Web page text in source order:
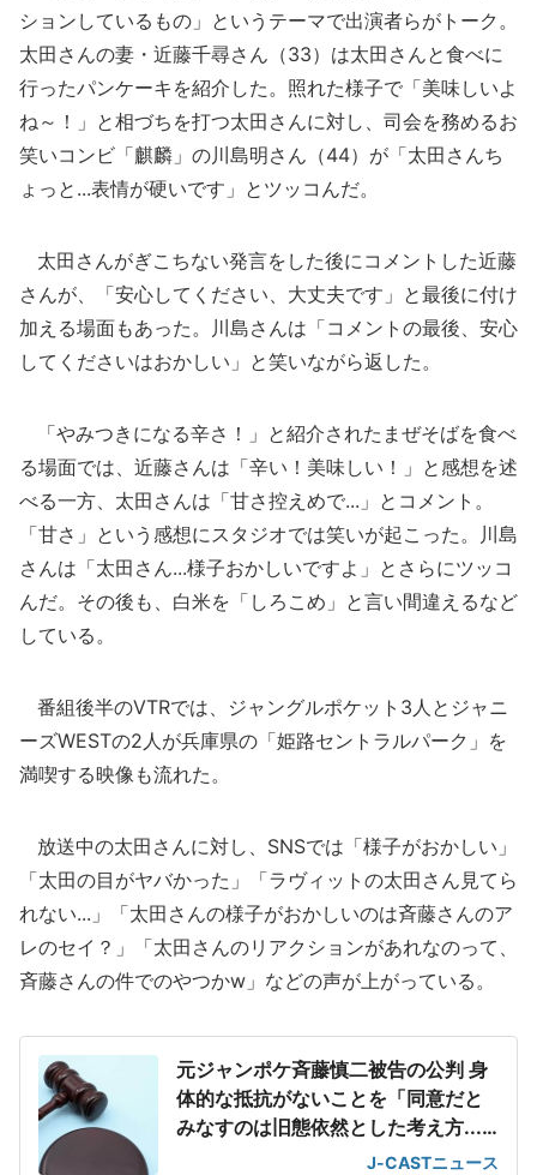
ションしているもの」というテーマで出演者らがトーク。
太田さんの妻・近藤千尋さん（33）は太田さんと食べに
行ったパンケーキを紹介した。照れた様子で「美味しいよ
ね～！」と相づちを打つ太田さんに対し、司会を務めるお
笑いコンビ「麒麟」の川島明さん（44）が「太田さんち
ょっと...表情が硬いです」とツッコんだ。
太田さんがぎこちない発言をした後にコメントした近藤
さんが、「安心してください、大丈夫です」と最後に付け
加える場面もあった。川島さんは「コメントの最後、安心
してくださいはおかしい」と笑いながら返した。
「やみつきになる辛さ！」と紹介されたまぜそばを食べ
る場面では、近藤さんは「辛い！美味しい！」と感想を述
べる一方、太田さんは「甘さ控えめで...」とコメント。
「甘さ」という感想にスタジオでは笑いが起こった。川島
さんは「太田さん...様子おかしいですよ」とさらにツッコ
んだ。その後も、白米を「しろこめ」と言い間違えるなど
している。
番組後半のVTRでは、ジャングルポケット3人とジャニ
ーズWESTの2人が兵庫県の「姫路セントラルパーク」を
満喫する映像も流れた。
放送中の太田さんに対し、SNSでは「様子がおかしい」
「太田の目がヤバかった」「ラヴィットの太田さん見てら
れない...」「太田さんの様子がおかしいのは斉藤さんのア
レのセイ？」「太田さんのリアクションがあれなのって、
斉藤さんの件でのやつかw」などの声が上がっている。
元ジャンポケ斉藤慎二被告の公判 身
体的な抵抗がないことを「同意だと
みなすのは旧態依然とした考え方...
通用しない」識者が指摘J-CASTニュース